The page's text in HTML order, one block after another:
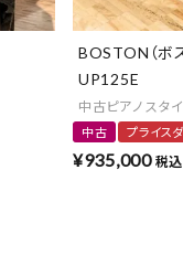
BOSTON（ボス
UP125E
中古ピアノ スタ
中古 プライス
¥935,000 税込